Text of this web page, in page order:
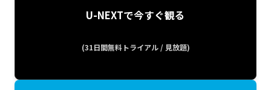
U-NEXTで今すぐ観る
(31日間無料トライアル / 見放題)